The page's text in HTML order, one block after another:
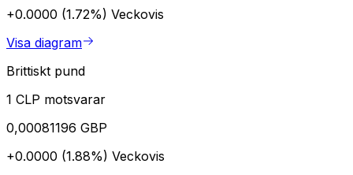
+0.0000 (1.72%) Veckovis
Visa diagram
Brittiskt pund
1 CLP motsvarar
0,00081196 GBP
+0.0000 (1.88%) Veckovis